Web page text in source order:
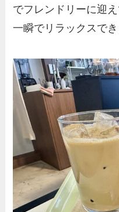
でフレンドリーに迎
一瞬でリラックスでき